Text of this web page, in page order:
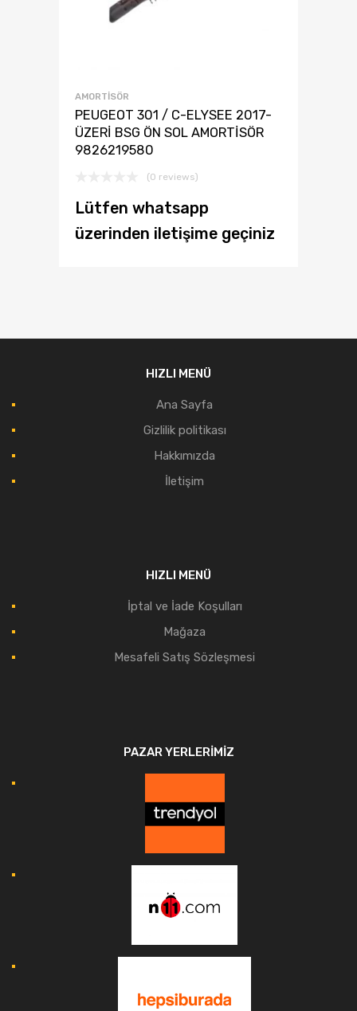
AMORTISÖR
PEUGEOT 301 / C-ELYSEE 2017-
ÜZERİ BSG ÖN SOL AMORTİSÖR
9826219580
(0 reviews)
Lütfen whatsapp
üzerinden iletişime geçiniz
HIZLI MENÜ
Ana Sayfa
Gizlilik politikası
Hakkımızda
İletişim
HIZLI MENÜ
İptal ve İade Koşulları
Mağaza
Mesafeli Satış Sözleşmesi
PAZAR YERLERIMIZ